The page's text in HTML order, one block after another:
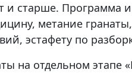
и старше.
метание
эстафету по
на отдельном этапе